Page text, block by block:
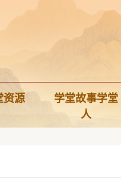
资源
学堂故事学堂
人